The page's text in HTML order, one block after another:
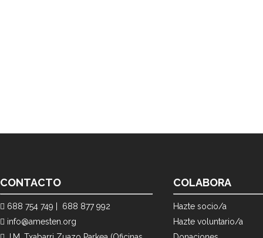
CONTACTO
688 754 749 |
688 877 992
info@amesten.org
COLABORA
Hazte socio/a
Hazte voluntario/a